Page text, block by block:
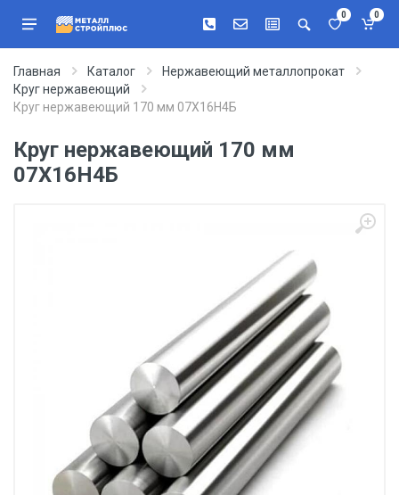
0 0
Главная Каталог
Нержавеющий металлопрокат
Круг нержавеющий
Круг нержавеющий 170 мм 07Х16Н4Б
Круг нержавеющий 170 мм
07Х16Н4Б